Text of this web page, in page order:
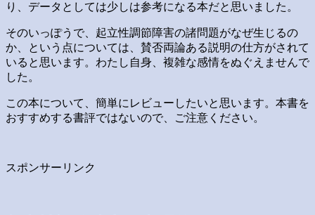
り、データとしては少しは参考になる本だと思いました。
そのいっぽうで、起立性調節障害の諸問題がなぜ生じるの
か、という点については、賛否両論ある説明の仕方がされて
いると思います。わたし自身、複雑な感情をぬぐえませんで
した。
この本について、簡単にレビューしたいと思います。本書を
おすすめする書評ではないので、ご注意ください。
スポンサーリンク